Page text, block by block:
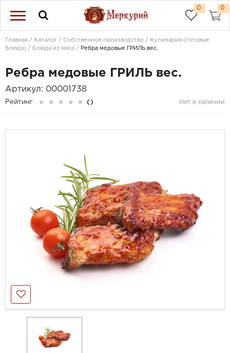
0 0
Главная Каталог Собственное производство
Кулинария (готовые
блюда)
Блюда из мяса Ребра медовые ГРИЛЬ вес.
Ребра медовые ГРИЛЬ вес.
Артикул: 00001738
Рейтинг () Нет в наличии